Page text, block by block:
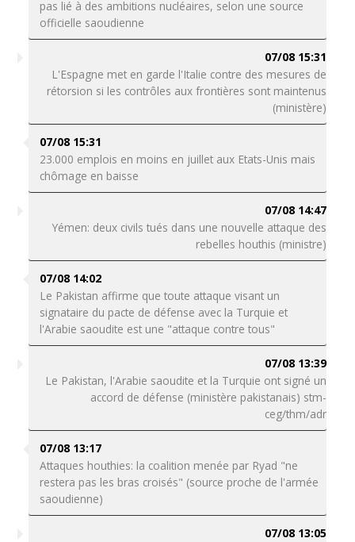
pas lié à des ambitions nucléaires, selon une source
officielle saoudienne
07/08 15:31
L'Espagne met en garde l'Italie contre des mesures de
rétorsion si les contrôles aux frontières sont maintenus
(ministère)
07/08 15:31
23.000 emplois en moins en juillet aux Etats-Unis mais
chômage en baisse
07/08 14:47
Yémen: deux civils tués dans une nouvelle attaque des
rebelles houthis (ministre)
07/08 14:02
Le Pakistan affirme que toute attaque visant un
signataire du pacte de défense avec la Turquie et
l'Arabie saoudite est une "attaque contre tous"
07/08 13:39
Le Pakistan, l'Arabie saoudite et la Turquie ont signé un
accord de défense (ministère pakistanais) stm-
ceg/thm/adr
07/08 13:17
Attaques houthies: la coalition menée par Ryad "ne
restera pas les bras croisés" (source proche de l'armée
saoudienne)
07/08 13:05